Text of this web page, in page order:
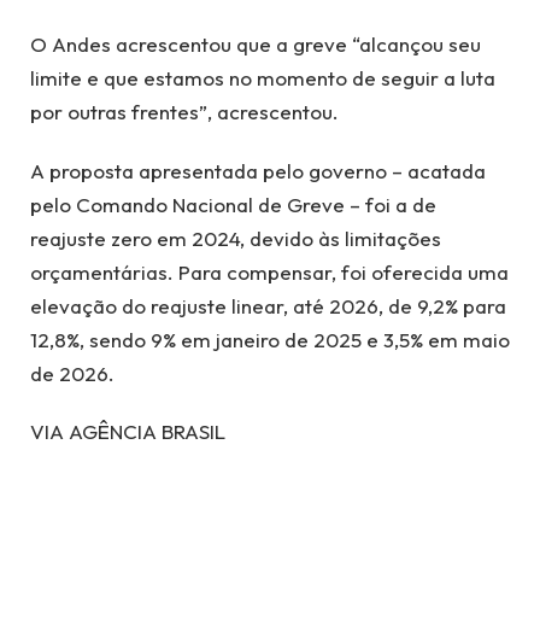
O Andes acrescentou que a greve “alcançou seu
limite e que estamos no momento de seguir a luta
por outras frentes”, acrescentou.
A proposta apresentada pelo governo – acatada
pelo Comando Nacional de Greve – foi a de
reajuste zero em 2024, devido às limitações
orçamentárias. Para compensar, foi oferecida uma
elevação do reajuste linear, até 2026, de 9,2% para
12,8%, sendo 9% em janeiro de 2025 e 3,5% em maio
de 2026.
VIA AGÊNCIA BRASIL